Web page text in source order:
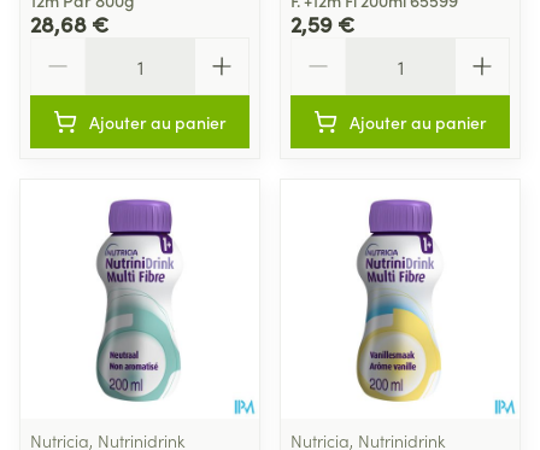
28,68 €
Ajouter au panier
2,59 €
Ajouter au panier
Nutricia, Nutrinidrink
Nutricia, Nutrinidrink